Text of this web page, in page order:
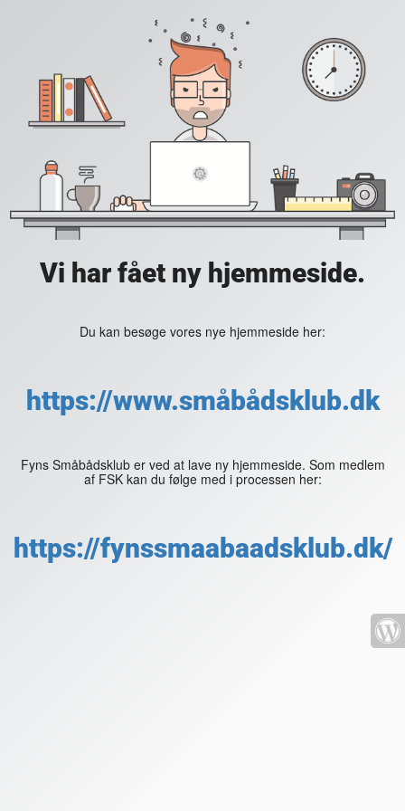
Vi har fået ny hjemmeside.
Du kan besøge vores nye hjemmeside her:
https://www.småbådsklub.dk
Fyns Småbådsklub er ved at lave ny hjemmeside. Som medlem
af FSK kan du følge med i processen her:
https://fynssmaabaadsklub.dk/